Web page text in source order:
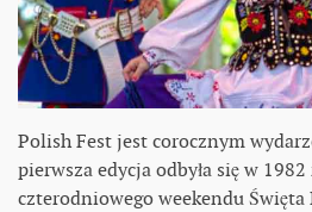
Polish Fest jest corocznym
pierwsza edycja odbyła się w
czterodniowego weekendu Święta